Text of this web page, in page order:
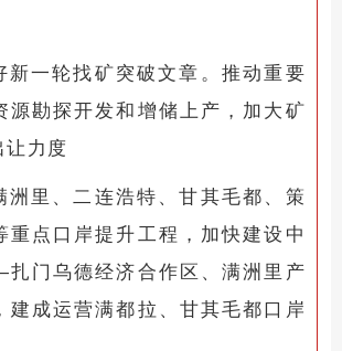
新一轮找矿突破文章。推动重要
源勘探开发和增储上产，加大矿
让力度
洲里、二连浩特、甘其毛都、策
重点口岸提升工程，加快建设中
门乌德经济合作区、满洲里产
建成运营满都拉、甘其毛都口岸